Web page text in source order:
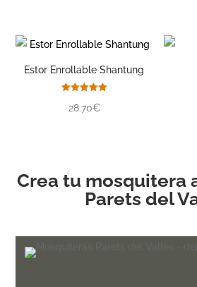
Estor Enrollable Shantung
con
28.70€
Crea tu mosquitera
Parets del